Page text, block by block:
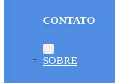
CONTATO
SOBRE